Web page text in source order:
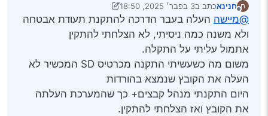
ח
מנותק
חנינאכתב ב3 בפבר׳ 2025, 18:50
נערך לאחרונה על ידי יעקב מ. פינס
@מיישה העלה בעבר הדרכה להתקנת תעודת אבטחה
ולא משנה כמה ניסיתי, לא הצלחתי להתקין
אתמול עליתי על התקלה.
משום מה כשעשיתי התקנה מכרטיס SD המכשיר לא
העלה את הקובץ שנמצא בהורדות
היום התקנתי מנהל קבצים+ כך שהמערכת העלתה
את הקובץ ואז הצלחתי להתקין.